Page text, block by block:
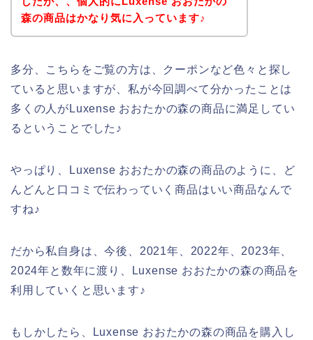
森の商品はかなり気に入っています♪
多分、こちらをご覧の方は、クーポンなど色々と探し
ていると思いますが、私が今回調べて分かったことは
多くの人がLuxense おおたかの森の商品に満足してい
るということでした♪
やっぱり、Luxense おおたかの森の商品のように、ど
んどんと口コミで伝わっていく商品はいい商品なんで
すね♪
だから私自身は、今後、2021年、2022年、2023年、
2024年と数年に渡り、Luxense おおたかの森の商品を
利用していくと思います♪
もしかしたら、Luxense おおたかの森の商品を購入し